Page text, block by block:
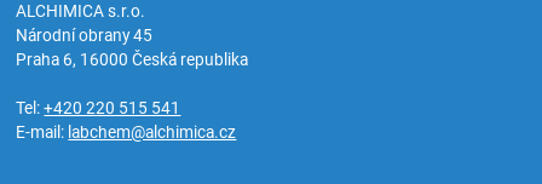
ALCHIMICA s.r.o.
Národní obrany 45
Praha 6, 16000Česká republika
Tel:+420 220 515 541
E-mail: labchem@alchimica.cz